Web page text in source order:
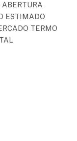
ABERTURA
ESTIMADO
TERMO